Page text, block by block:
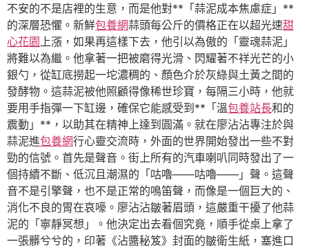
不安的不是店裡的生意，而是他對**「蒜泥成本焦慮症」**
的深層恐懼。新鮮包養網蒜頭每公斤的價格正在以超光速甜
心花園 上漲，如果再這樣下去，他引以為傲的「靈魂蒜泥」
將難以為繼。他拿著一把被磨得光滑、閃耀著不祥光芒的小
銀勺，從缸底撈起一坨濃稠的、顏色介於灰綠與土黃之間的
發酵物。這蒜泥被他照顧得像稀世珍寶，每隔三小時，他就
要用手指彈一下缸邊，確保它能感受到**「溫包養站長和的
震動」**，以助其在精神上達到圓滿。就在廖沾沾專注於與
蒜泥進包養網行心靈交流時，外面的世界開始發出一些不對
勁的信號。首先是聲音。街上所有的汽車喇叭同時發出了一
個持續不斷、低沉且潮濕的「咕嚕——咕嚕——」聲。這聲
音不是引擎聲，也不是正常的鳴笛聲，而像是一個巨大的、
消化不良的胃在哀嚎。廖沾沾皺著眉頭，這嚴重干擾了他蒜
泥的「寧靜冥想」。他決定出去看個究竟，順手從桌上拿了
一張髒兮兮的，印著《沾醬秘笈》封面的皺衛生紙，塞進口